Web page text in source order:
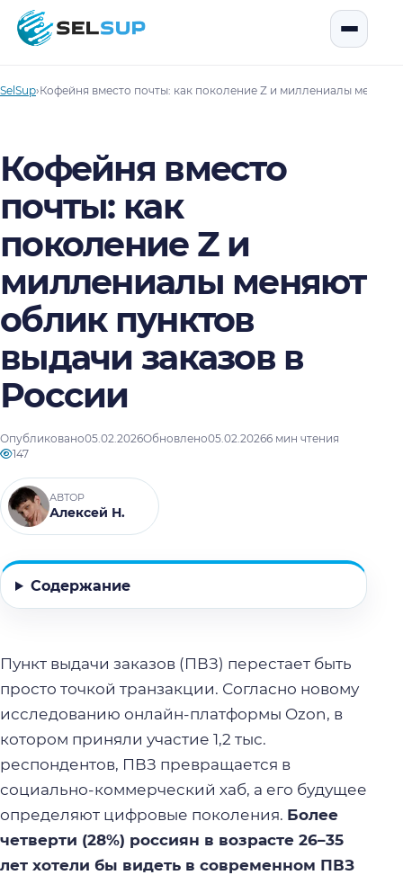
SelSup
SelSup›Кофейня вместо почты: как поколение Z и миллениалы меняют
Кофейня вместо
почты: как
поколение Z и
миллениалы меняют
облик пунктов
выдачи заказов в
России
Опубликовано05.02.2026Обновлено05.02.20266 мин чтения
147
АВТОР
Алексей Н.
Содержание
Пункт выдачи заказов (ПВЗ) перестает быть
просто точкой транзакции. Согласно новому
исследованию онлайн-платформы Ozon, в
котором приняли участие 1,2 тыс.
респондентов, ПВЗ превращается в
социально-коммерческий хаб, а его будущее
определяют цифровые поколения. Более
четверти (28%) россиян в возрасте 26–35
лет хотели бы видеть в современном ПВЗ